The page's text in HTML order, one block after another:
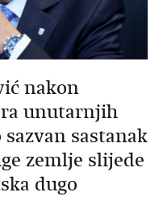
nakon
unutarnjih
sastanak
zemlje slijede
dugo